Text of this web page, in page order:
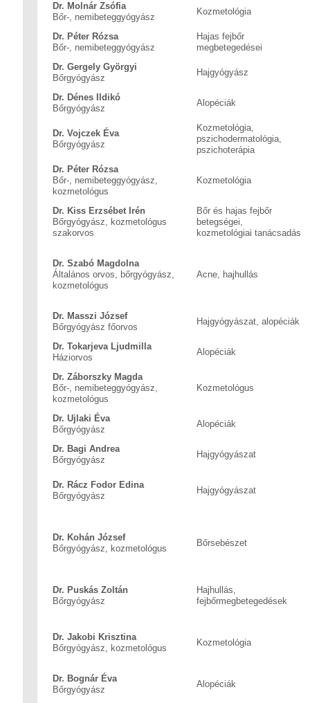
Dr. Molnár Zsófia
Bőr-, nemibeteggyógyász
Kozmetológia
Dr. Péter Rózsa
Bőr-, nemibeteggyógyász
Hajas fejbőr
megbetegedései
Dr. Gergely Györgyi
Bőrgyógyász
Hajgyógyász
Dr. Dénes Ildikó
Bőrgyógyász
Alopéciák
Dr. Vojczek Éva
Bőrgyógyász
Kozmetológia,
pszichodermatológia,
pszichoterápia
Dr. Péter Rózsa
Bőr-, nemibeteggyógyász,
kozmetológus
Kozmetológia
Dr. Kiss Erzsébet Irén
Bőrgyógyász, kozmetológus
szakorvos
Bőr és hajas fejbőr
betegségei,
kozmetológiai tanácsadás
Dr. Szabó Magdolna
Általános orvos, bőrgyógyász,
kozmetológus
Acne, hajhullás
Dr. Masszi József
Bőrgyógyász főorvos
Hajgyógyászat, alopéciák
Dr. Tokarjeva Ljudmilla
Háziorvos
Alopéciák
Dr. Záborszky Magda
Bőr-, nemibeteggyógyász,
kozmetológus
Kozmetológus
Dr. Ujlaki Éva
Bőrgyógyász
Alopéciák
Dr. Bagi Andrea
Bőrgyógyász
Hajgyógyászat
Dr. Rácz Fodor Edina
Bőrgyógyász
Hajgyógyászat
Dr. Kohán József
Bőrgyógyász, kozmetológus
Bőrsebészet
Dr. Puskás Zoltán
Bőrgyógyász
Hajhullás,
fejbőrmegbetegedések
Dr. Jakobi Krisztina
Bőrgyógyász, kozmetológus
Kozmetológia
Dr. Bognár Éva
Bőrgyógyász
Alopéciák